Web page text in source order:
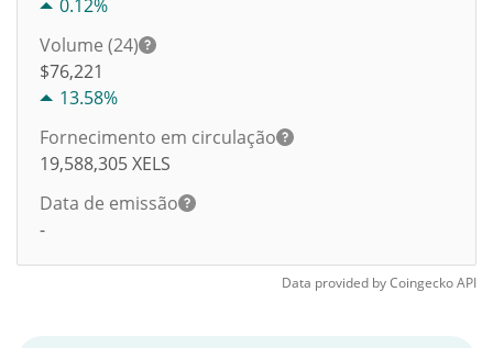
0.12%
Volume (24)
$76,221
13.58%
Fornecimento em circulação
19,588,305XELS
Data de emissão
-
Data provided byCoingeckoAPI